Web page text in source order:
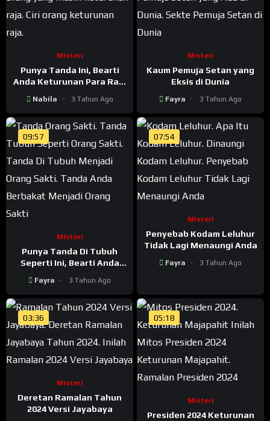
Misteri
Punya Tanda Ini, Bearti
Anda Keturunan Para Raja
Nabila 3 Tahun Ago
Misteri
Kaum Pemuja Setan yang
Eksis di Dunia
Fayra 3 Tahun Ago
09:57
Misteri
Punya Tanda Di Tubuh
Seperti Ini, Bearti Anda
Sakti
Fayra 3 Tahun Ago
07:54
Misteri
Penyebab Kodam Leluhur
Tidak Lagi Menaungi Anda
Fayra 3 Tahun Ago
03:36
Misteri
Deretan Ramalan Tahun
2024 Versi Jayabaya
05:18
Misteri
Presiden 2024 Keturunan